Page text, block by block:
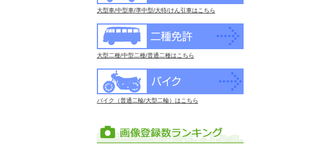
大型車/中型車/準中型/大特/けん引車はこちら
大型二種/中型二種/普通二種はこちら
バイク（普通二輪/大型二輪）はこちら